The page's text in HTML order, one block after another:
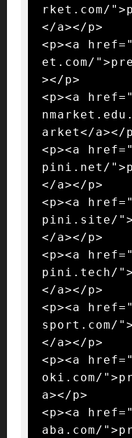
rket.com/
</a></p>
<p><a
et.com/
></p>
<p><a
arket</a></
<p><a
pini.net/
</a></p>
<p><a
pini.site/
</a></p>
<p><a
pini.tech/
</a></p>
<p><a
sport.com/
</a></p>
<p><a
oki.com/
a></p>
<p><a
aba.com/